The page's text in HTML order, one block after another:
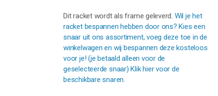
Dit racket wordt als frame geleverd. Wil je het
racket bespannen hebben door ons? Kies een
snaar uit ons assortiment, voeg deze toe in de
winkelwagen en wij bespannen deze kosteloos
voor je! (je betaald alleen voor de
geselecteerde snaar) Klik hier voor de
beschikbare snaren.